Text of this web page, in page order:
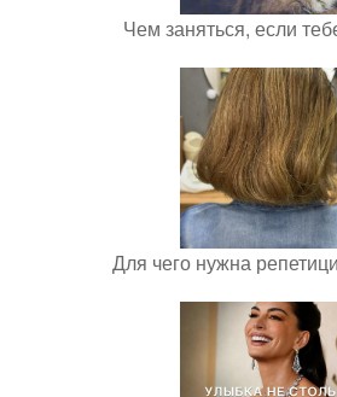
Чем заняться, если
Для чего нужна